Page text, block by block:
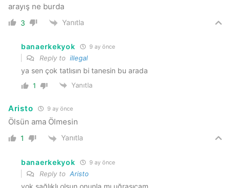
arayış ne burda
3 Yanıtla
banaerkekyok 9 ay önce
Reply to illegal
ya sen çok tatlısın bi tanesin bu arada
1 Yanıtla
Aristo 9 ay önce
Ölsün ama Ölmesin
1 Yanıtla
banaerkekyok 9 ay önce
Reply to Aristo
yok sağlıklı olsun onunla mı uğraşıcam